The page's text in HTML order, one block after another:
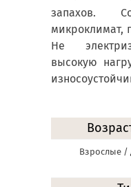
запахов.
микроклимат,
Не
высокую
Взрослые /